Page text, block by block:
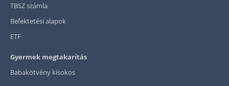
TBSZ számla
Befektetési alapok
ETF
Gyermek megtakarítás
Babakötvény kisokos